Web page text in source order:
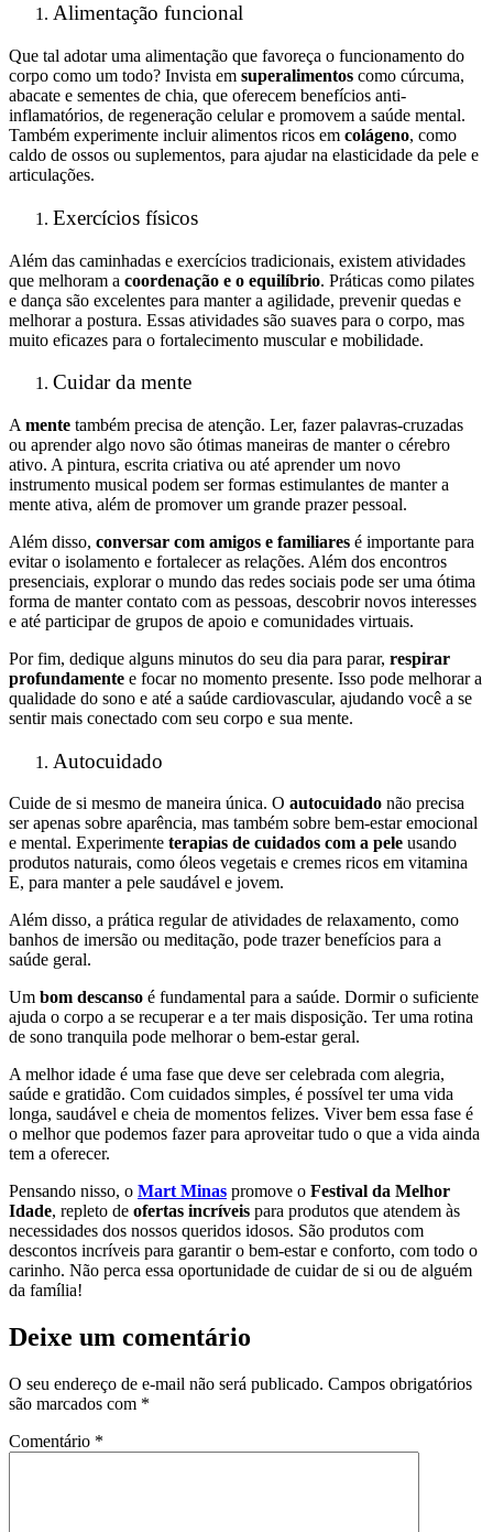
Alimentação funcional
Que tal adotar uma alimentação que favoreça o funcionamento do
corpo como um todo? Invista em superalimentos como cúrcuma,
abacate e sementes de chia, que oferecem benefícios anti-
inflamatórios, de regeneração celular e promovem a saúde mental.
Também experimente incluir alimentos ricos em colágeno, como
caldo de ossos ou suplementos, para ajudar na elasticidade da pele e
articulações.
Exercícios físicos
Além das caminhadas e exercícios tradicionais, existem atividades
que melhoram a coordenação e o equilíbrio. Práticas como pilates
e dança são excelentes para manter a agilidade, prevenir quedas e
melhorar a postura. Essas atividades são suaves para o corpo, mas
muito eficazes para o fortalecimento muscular e mobilidade.
Cuidar da mente
A mente também precisa de atenção. Ler, fazer palavras-cruzadas
ou aprender algo novo são ótimas maneiras de manter o cérebro
ativo. A pintura, escrita criativa ou até aprender um novo
instrumento musical podem ser formas estimulantes de manter a
mente ativa, além de promover um grande prazer pessoal.
Além disso, conversar com amigos e familiares é importante para
evitar o isolamento e fortalecer as relações. Além dos encontros
presenciais, explorar o mundo das redes sociais pode ser uma ótima
forma de manter contato com as pessoas, descobrir novos interesses
e até participar de grupos de apoio e comunidades virtuais.
Por fim, dedique alguns minutos do seu dia para parar, respirar
profundamente e focar no momento presente. Isso pode melhorar a
qualidade do sono e até a saúde cardiovascular, ajudando você a se
sentir mais conectado com seu corpo e sua mente.
Autocuidado
Cuide de si mesmo de maneira única. O autocuidado não precisa
ser apenas sobre aparência, mas também sobre bem-estar emocional
e mental. Experimente terapias de cuidados com a pele usando
produtos naturais, como óleos vegetais e cremes ricos em vitamina
E, para manter a pele saudável e jovem.
Além disso, a prática regular de atividades de relaxamento, como
banhos de imersão ou meditação, pode trazer benefícios para a
saúde geral.
Um bom descanso é fundamental para a saúde. Dormir o suficiente
ajuda o corpo a se recuperar e a ter mais disposição. Ter uma rotina
de sono tranquila pode melhorar o bem-estar geral.
A melhor idade é uma fase que deve ser celebrada com alegria,
saúde e gratidão. Com cuidados simples, é possível ter uma vida
longa, saudável e cheia de momentos felizes. Viver bem essa fase é
o melhor que podemos fazer para aproveitar tudo o que a vida ainda
tem a oferecer.
Pensando nisso, o Mart Minas promove o Festival da Melhor
Idade, repleto de ofertas incríveis para produtos que atendem às
necessidades dos nossos queridos idosos. São produtos com
descontos incríveis para garantir o bem-estar e conforto, com todo o
carinho. Não perca essa oportunidade de cuidar de si ou de alguém
da família!
Deixe um comentário
O seu endereço de e-mail não será publicado. Campos obrigatórios
são marcados com *
Comentário *